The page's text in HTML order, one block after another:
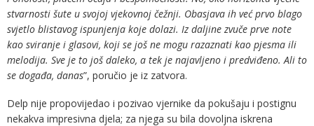
stvarnosti šute u svojoj vjekovnoj čežnji. Obasjava ih već prvo blago
svjetlo blistavog ispunjenja koje dolazi. Iz daljine zvuče prve note
kao sviranje i glasovi, koji se još ne mogu razaznati kao pjesma ili
melodija. Sve je to još daleko, a tek je najavljeno i predviđeno. Ali to
se događa, danas”, poručio je iz zatvora.
Delp nije propovijedao i pozivao vjernike da pokušaju i postignu
nekakva impresivna djela; za njega su bila dovoljna iskrena